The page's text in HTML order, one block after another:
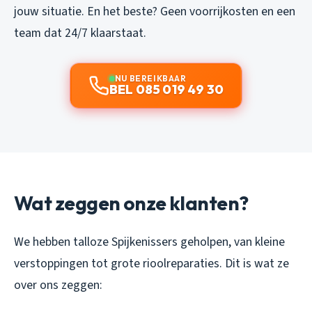
jouw situatie. En het beste? Geen voorrijkosten en een
team dat 24/7 klaarstaat.
NU BEREIKBAAR
BEL 085 019 49 30
Wat zeggen onze klanten?
We hebben talloze Spijkenissers geholpen, van kleine
verstoppingen tot grote rioolreparaties. Dit is wat ze
over ons zeggen: